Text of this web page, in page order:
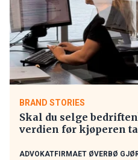
BRAND STORIES
Skal du selge
verdien før kjøperen
ADVOKATFIRMAET ØVERBØ